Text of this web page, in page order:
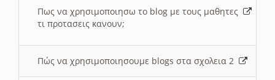
Πως να χρησιμοποιησω το blog με τους μαθητες
τι προτασεις κανουν;
Πώς να χρησιμοποιησουμε blogs στα σχολεια 2